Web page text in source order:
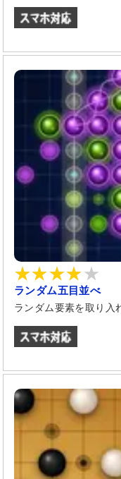
ランダム五目並べ
ランダム要素を取り入